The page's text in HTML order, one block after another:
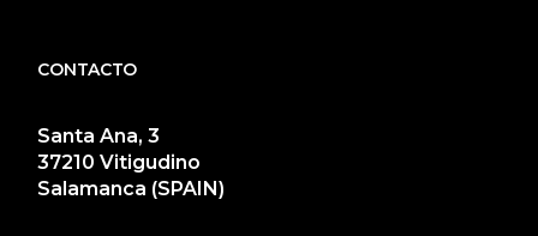
CONTACTO
Santa Ana, 3
37210 Vitigudino
Salamanca (SPAIN)